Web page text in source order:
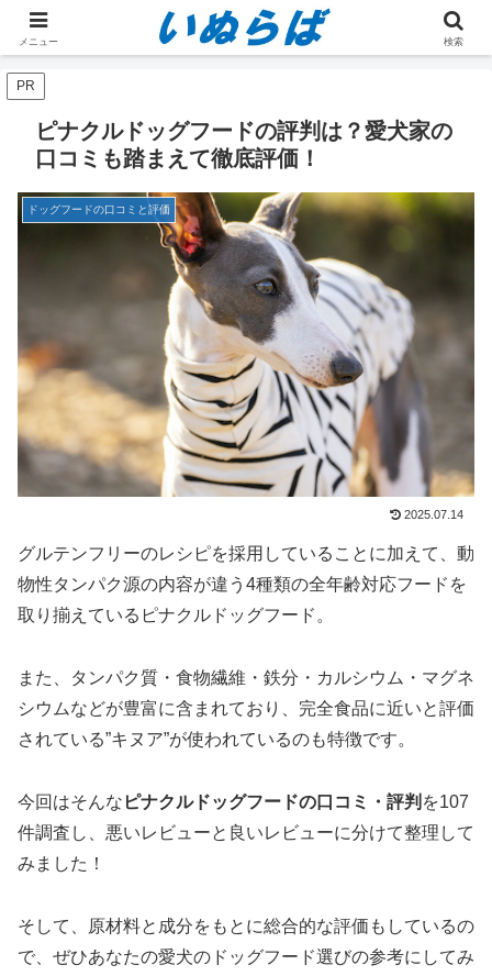
ドッグフードの口コミと評価
PR
ピナクルドッグフードの評判は？愛犬家の
口コミも踏まえて徹底評価！
ドッグフードの口コミと評価
2025.07.14
グルテンフリーのレシピを採用していることに加えて、動
物性タンパク源の内容が違う4種類の全年齢対応フードを
取り揃えているピナクルドッグフード。
また、タンパク質・食物繊維・鉄分・カルシウム・マグネ
シウムなどが豊富に含まれており、完全食品に近いと評価
されている”キヌア”が使われているのも特徴です。
今回はそんな ピナクルドッグフードの口コミ・評判 を107
件調査し、悪いレビューと良いレビューに分けて整理して
みました！
そして、原材料と成分をもとに総合的な評価もしているの
で、ぜひあなたの愛犬のドッグフード選びの参考にしてみ
メニュー 検索